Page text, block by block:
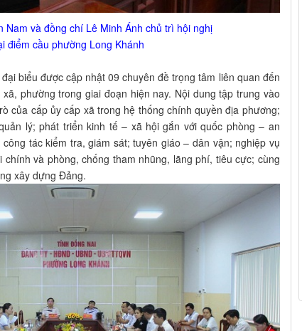
Nam và đồng chí Lê Minh Ánh chủ trì hội nghị
điểm cầu phường Long Khánh
biểu được cập nhật 09 chuyên đề trọng tâm liên quan đến
phường trong giai đoạn hiện nay. Nội dung tập trung vào
của cấp ủy cấp xã trong hệ thống chính quyền địa phương;
lý; phát triển kinh tế – xã hội gắn với quốc phòng – an
tác kiểm tra, giám sát; tuyên giáo – dân vận; nghiệp vụ
và phòng, chống tham nhũng, lãng phí, tiêu cực; cùng
xây dựng Đảng.